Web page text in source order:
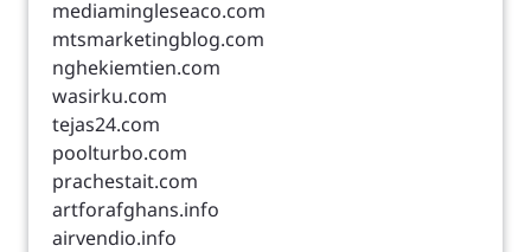
mediamingleseaco.com
mtsmarketingblog.com
nghekiemtien.com
wasirku.com
tejas24.com
poolturbo.com
prachestait.com
artforafghans.info
airvendio.info